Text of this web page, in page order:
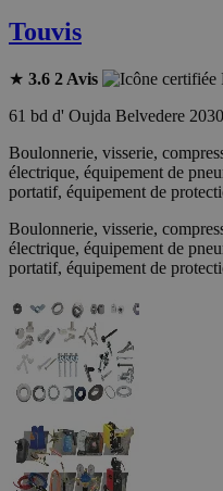
Touvis
★ 3.6 2 Avis
61 bd d' Oujda Belvedere
Boulonnerie, visserie,
électrique, équipement de
portatif, équipement de
Boulonnerie, visserie,
électrique, équipement de
portatif, équipement de